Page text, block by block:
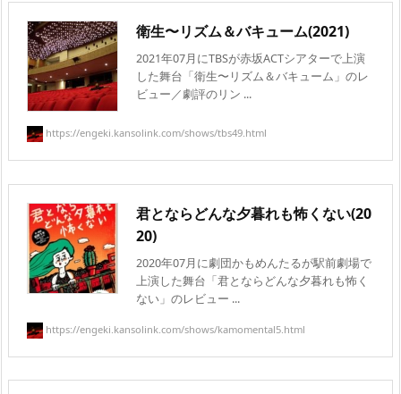
衛生〜リズム＆バキューム(2021)
2021年07月にTBSが赤坂ACTシアターで上演
した舞台「衛生〜リズム＆バキューム」のレ
ビュー／劇評のリン ...
https://engeki.kansolink.com/shows/tbs49.html
君とならどんな夕暮れも怖くない(20
20)
2020年07月に劇団かもめんたるが駅前劇場で
上演した舞台「君とならどんな夕暮れも怖く
ない」のレビュー ...
https://engeki.kansolink.com/shows/kamomental5.html